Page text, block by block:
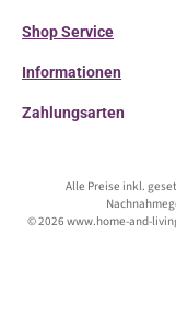
Shop Service
Informationen
Zahlungsarten
Alle Preise inkl.
© 2026 www.home-and-